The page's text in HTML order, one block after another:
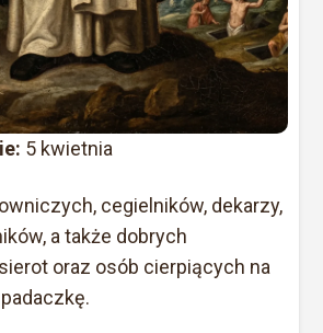
5 kwietnia
cegielników, dekarzy,
a także dobrych
oraz osób cierpiących na